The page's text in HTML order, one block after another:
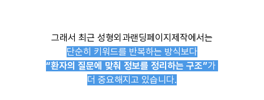
그래서 최근 성형외과랜딩페이지제작에서는
단순히 키워드를 반복하는 방식보다
“환자의 질문에 맞춰 정보를 정리하는 구조”가
더 중요해지고 있습니다.